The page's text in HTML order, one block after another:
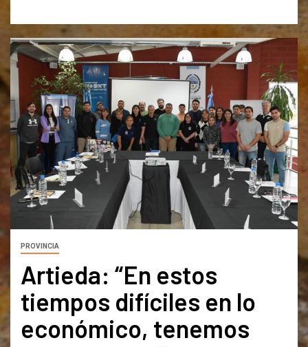
PROVINCIA
Artieda: “En estos
tiempos difíciles en lo
económico, tenemos